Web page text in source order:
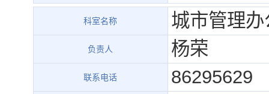
科室名称 城市管理办
负责人 杨荣
联系电话 86295629